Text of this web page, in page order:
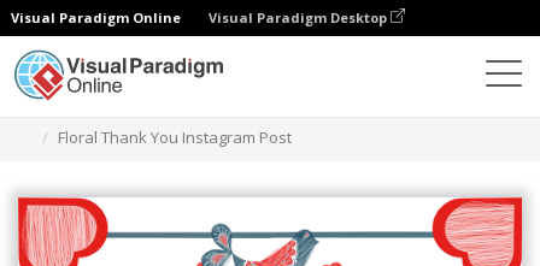
Visual Paradigm Online Visual Paradigm Desktop
Floral Thank You Instagram Post